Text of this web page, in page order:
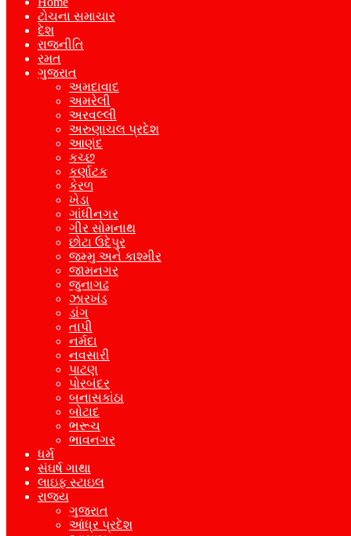
ટોચના સમાચાર
દેશ
રાજનીતિ
રમત
ગુજરાત
અમદાવાદ
અમરેલી
અરવલ્લી
અરુણાચલ પ્રદેશ
આણંદ
કચ્છ
કર્ણાટક
કેરળ
ખેડા
ગાંધીનગર
ગીર સોમનાથ
છોટા ઉદેપુર
જમ્મુ અને કાશ્મીર
જામનગર
જુનાગઢ
ઝારખંડ
ડાંગ
તાપી
નર્મદા
નવસારી
પાટણ
પોરબંદર
બનાસકાંઠા
બોટાદ
ભરૂચ
ભાવનગર
ધર્મ
સંઘર્ષ ગાથા
લાઇફ સ્ટાઇલ
રાજ્ય
ગુજરાત
આંધ્ર પ્રદેશ